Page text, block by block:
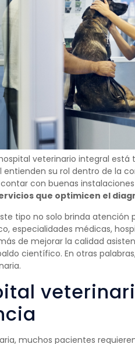
veterinario integral
su rol dentro de la
con buenas
que optimicen el
tipo no solo brinda
especialidades médicas,
de mejorar la calidad
científico. En otras
muchos pacientes